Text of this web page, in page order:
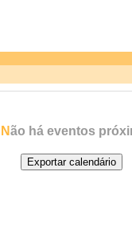
Não há eventos